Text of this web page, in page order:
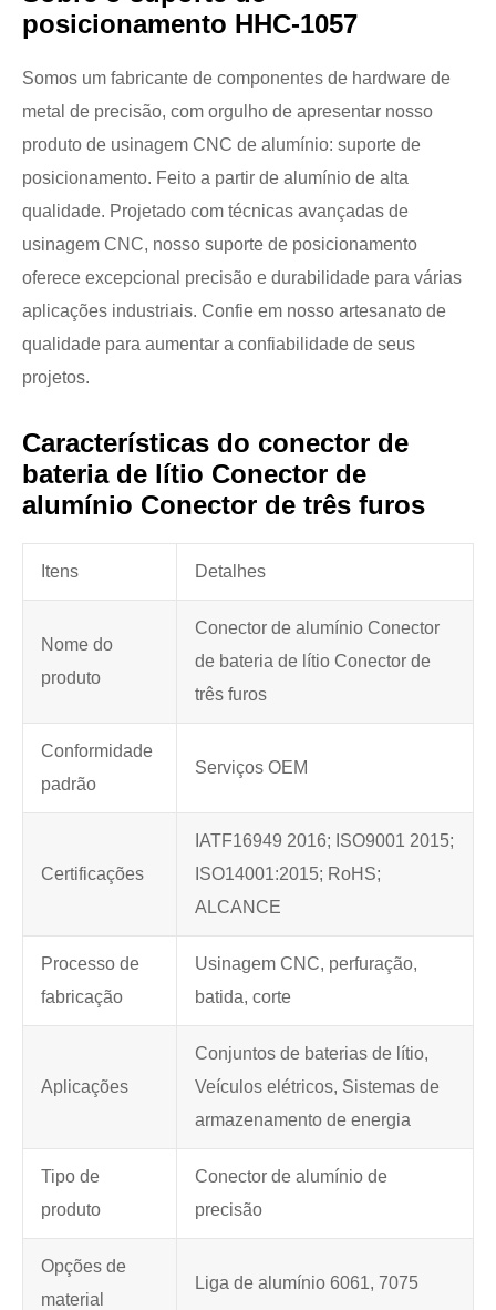
posicionamento HHC-1057
Somos um fabricante de componentes de hardware de
metal de precisão, com orgulho de apresentar nosso
produto de usinagem CNC de alumínio: suporte de
posicionamento. Feito a partir de alumínio de alta
qualidade. Projetado com técnicas avançadas de
usinagem CNC, nosso suporte de posicionamento
oferece excepcional precisão e durabilidade para várias
aplicações industriais. Confie em nosso artesanato de
qualidade para aumentar a confiabilidade de seus
projetos.
Características do conector de
bateria de lítio Conector de
alumínio Conector de três furos
Itens Detalhes
Nome do
produto
Conector de alumínio Conector
de bateria de lítio Conector de
três furos
Conformidade
padrão
Serviços OEM
Certificações
IATF16949 2016; ISO9001 2015;
ISO14001:2015; RoHS;
ALCANCE
Processo de
fabricação
Usinagem CNC, perfuração,
batida, corte
Aplicações
Conjuntos de baterias de lítio,
Veículos elétricos, Sistemas de
armazenamento de energia
Tipo de
produto
Conector de alumínio de
precisão
Opções de
material
Liga de alumínio 6061, 7075